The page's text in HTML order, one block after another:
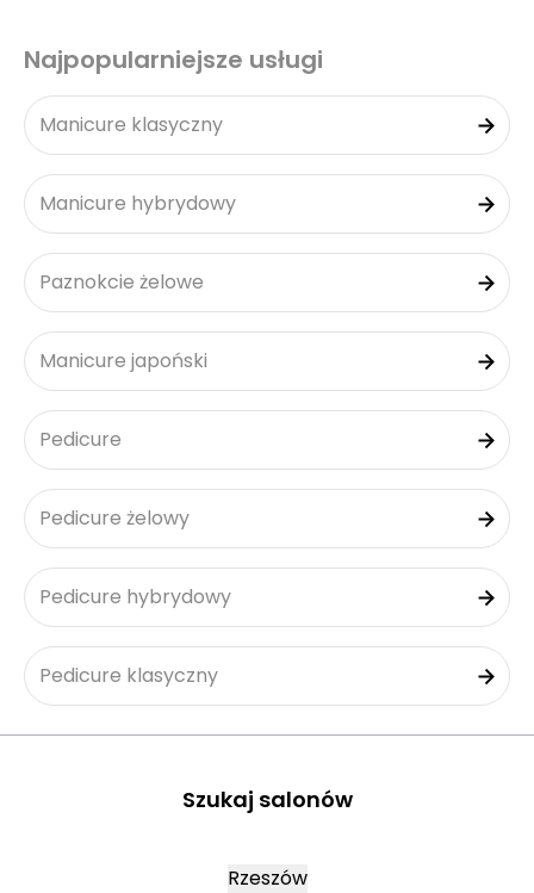
Najpopularniejsze usługi
Manicure klasyczny
Manicure hybrydowy
Paznokcie żelowe
Manicure japoński
Pedicure
Pedicure żelowy
Pedicure hybrydowy
Pedicure klasyczny
Szukaj salonów
Rzeszów